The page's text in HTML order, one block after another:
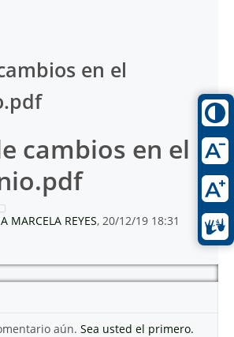
en el
cambios en el
MARCELA REYES, 20/12/19 18:31
aún. Sea usted el primero.